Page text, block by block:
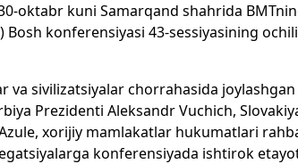
oktabr kuni Samarqand shahrida
Bosh konferensiyasi 43-sessiyasining
sivilizatsiyalar chorrahasida joylashgan
Prezidenti Aleksandr Vuchich,
xorijiy mamlakatlar hukumatlari
konferensiyada ishtirok